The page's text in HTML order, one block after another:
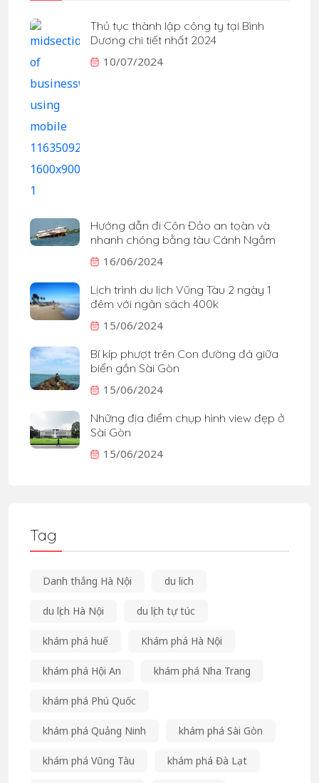
Thủ tục thành lập công ty tại Bình
Dương chi tiết nhất 2024
10/07/2024
Hướng dẫn đi Côn Đảo an toàn và
nhanh chóng bằng tàu Cánh Ngầm
16/06/2024
Lịch trình du lịch Vũng Tàu 2 ngày 1
đêm với ngân sách 400k
15/06/2024
Bí kíp phượt trên Con đường đá giữa
biển gần Sài Gòn
15/06/2024
Những địa điểm chụp hình view đẹp ở
Sài Gòn
15/06/2024
Tag
Danh thắng Hà Nội du lich
du lịch Hà Nội du lịch tự túc
khám phá huế Khám phá Hà Nội
khám phá Hội An khám phá Nha Trang
khám phá Phú Quốc
khám phá Quảng Ninh khám phá Sài Gòn
khám phá Vũng Tàu khám phá Đà Lạt